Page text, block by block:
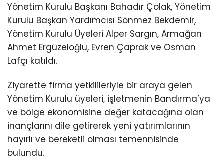
Yönetim Kurulu Başkanı Bahadır Çolak, Yönetim
Kurulu Başkan Yardımcısı Sönmez Bekdemir,
Yönetim Kurulu Üyeleri Alper Sargın, Armağan
Ahmet Ergüzeloğlu, Evren Çaprak ve Osman
Lafçı katıldı.
Ziyarette firma yetkilileriyle bir araya gelen
Yönetim Kurulu üyeleri, işletmenin Bandırma’ya
ve bölge ekonomisine değer katacağına olan
inançlarını dile getirerek yeni yatırımlarının
hayırlı ve bereketli olması temennisinde
bulundu.